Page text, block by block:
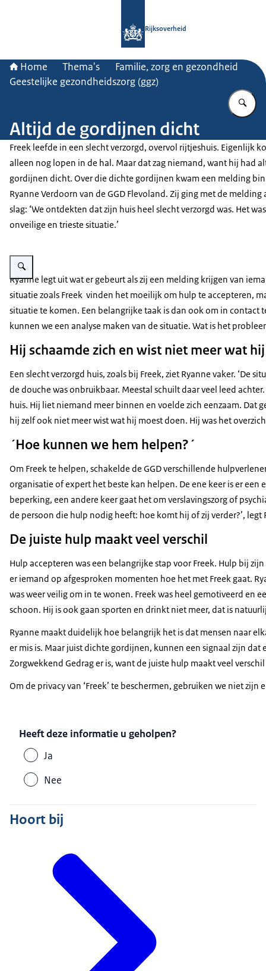
Rijksoverheid
Home Thema's
Familie, zorg en gezondheid
Geestelijke gezondheidszorg (ggz)
Altijd de gordijnen dicht
Freek leefde in een slecht verzorgd, overvol rijtjeshuis. Eigenlijk
alleen nog lopen in de hal. Maar dat zag niemand, want hij had
gordijnen dicht. Over die dichte gordijnen kwam een melding
Ryanne Verdoorn van de GGD Flevoland. Zij ging met de melding
slag: ‘We ontdekten dat zijn huis heel slecht verzorgd was. Het
onveilige en trieste situatie.’
Vergroot afbeelding Altijd de gordijnen dicht
Ryanne legt uit wat er gebeurt als zij een melding krijgen van
situatie zoals Freek vinden het moeilijk om hulp te accepteren,
situatie te komen. Een belangrijke taak is dan ook om in
kunnen we een analyse maken van de situatie. Wat is het
Hij schaamde zich en wist niet meer wat
Een slecht verzorgd huis, zoals bij Freek, ziet Ryanne vaker. ‘De
de douche was onbruikbaar. Meestal schuilt daar veel leed
huis. Hij liet niemand meer binnen en voelde zich eenzaam. Dat
hij zelf ook niet meer wist wat hij moest doen. Hij was het
´Hoe kunnen we hem helpen?´
Om Freek te helpen, schakelde de GGD verschillende
organisatie of expert het beste kan helpen. De ene keer is er
beperking, een andere keer gaat het om verslavingszorg of
de persoon die hulp nodig heeft: hoe komt hij of zij verder?’, legt
De juiste hulp maakt veel verschil
Hulp accepteren was een belangrijke stap voor Freek. Hulp bij
er iemand op afgesproken momenten hoe het met Freek gaat.
was weer veilig om in te wonen. Freek was heel gemotiveerd en
schoon. Hij is ook gaan sporten en drinkt niet meer, dat is
Ryanne maakt duidelijk hoe belangrijk het is dat mensen naar
er mis is. Maar juist dichte gordijnen, kunnen een signaal zijn dat
Zorgwekkend Gedrag er is, want de juiste hulp maakt veel
Om de privacy van ‘Freek’ te beschermen, gebruiken we niet zijn
Heeft deze informatie u geholpen?
Ja
Nee
Hoort bij